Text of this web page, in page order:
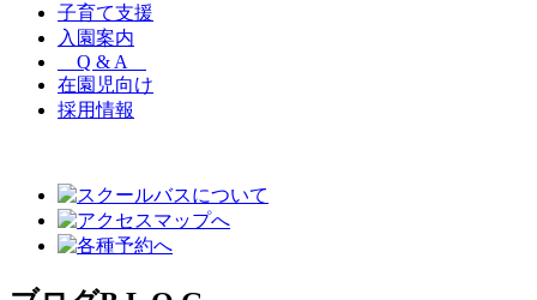
子育て支援
入園案内
Q & A
在園児向け
採用情報